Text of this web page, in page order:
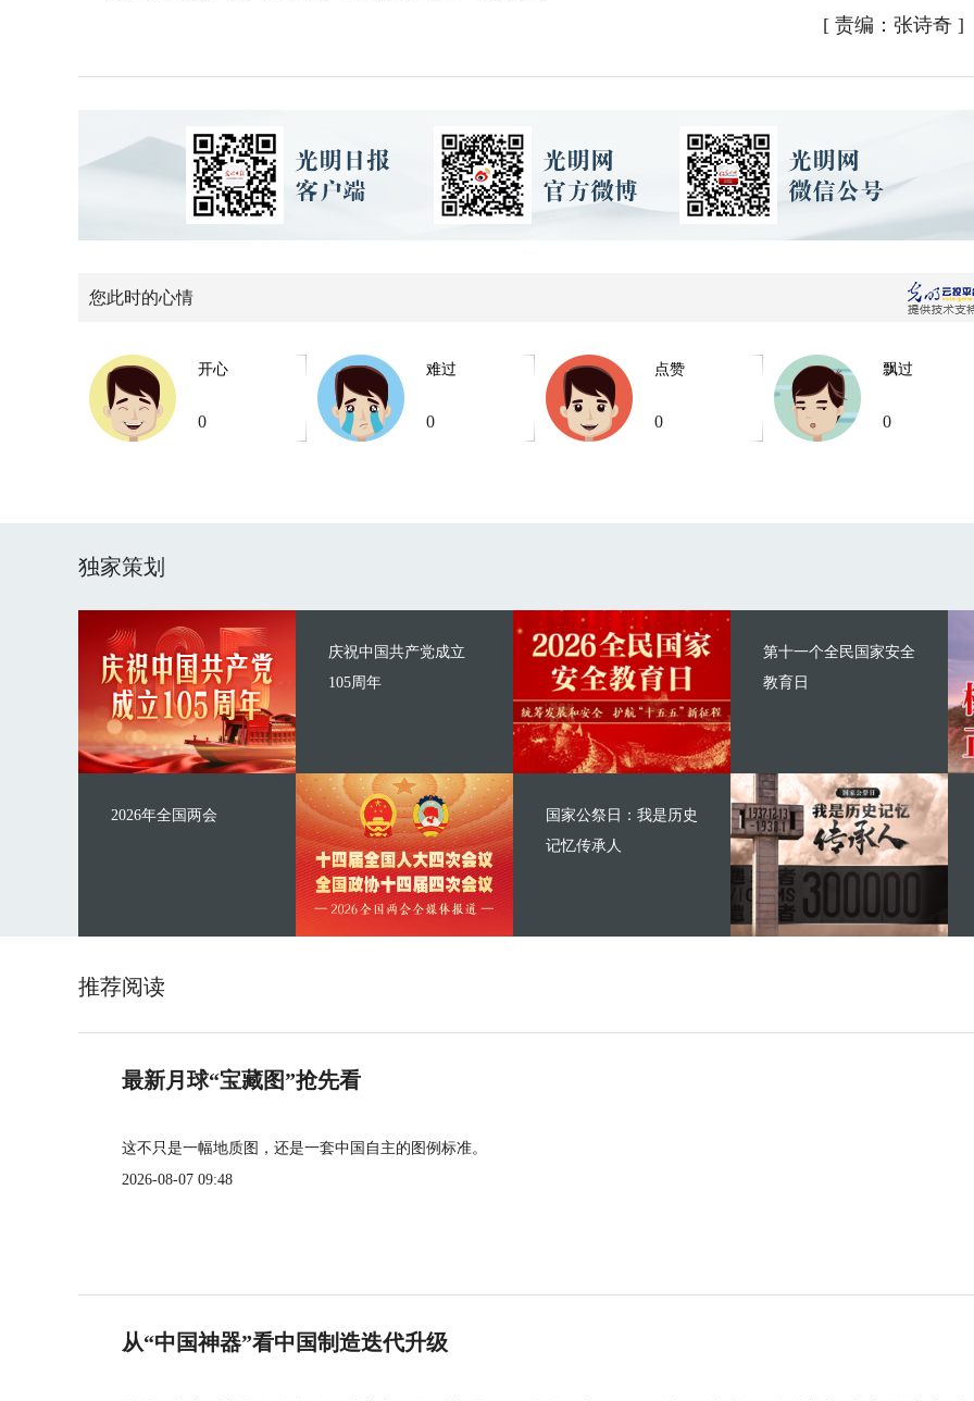
[ 责编：张诗奇 ]
您此时的心情
开心
0
难过
0
点赞
0
飘过
0
独家策划
庆祝中国共产党成立
105周年
2026年全国两会
第十一个全民国家安全
教育日
国家公祭日：我是历史
记忆传承人
推荐阅读
最新月球“宝藏图”抢先看
这不只是一幅地质图，还是一套中国自主的图例标准。
2026-08-07 09:48
从“中国神器”看中国制造迭代升级